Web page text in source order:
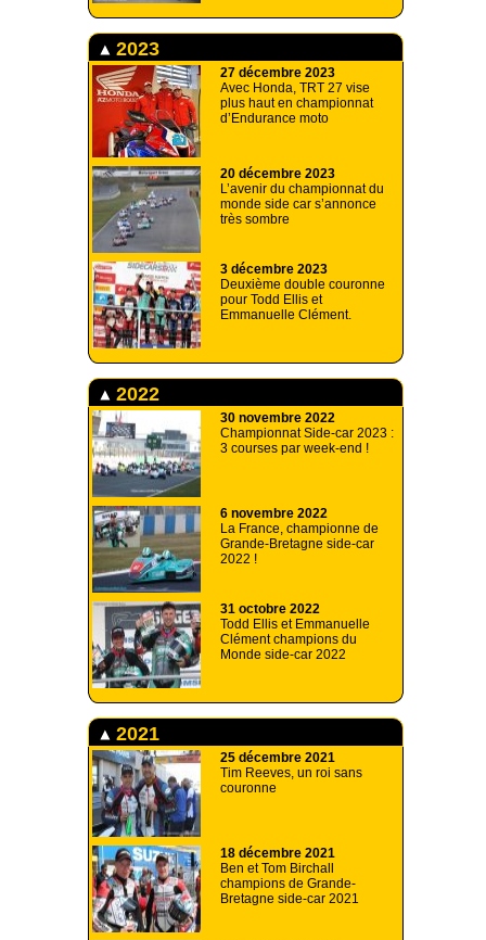
2023
27 décembre 2023
Avec Honda, TRT 27 vise
plus haut en championnat
d’Endurance moto
20 décembre 2023
L’avenir du championnat du
monde side car s’annonce
très sombre
3 décembre 2023
Deuxième double couronne
pour Todd Ellis et
Emmanuelle Clément.
2022
30 novembre 2022
Championnat Side-car 2023 :
3 courses par week-end !
6 novembre 2022
La France, championne de
Grande-Bretagne side-car
2022 !
31 octobre 2022
Todd Ellis et Emmanuelle
Clément champions du
Monde side-car 2022
2021
25 décembre 2021
Tim Reeves, un roi sans
couronne
18 décembre 2021
Ben et Tom Birchall
champions de Grande-
Bretagne side-car 2021